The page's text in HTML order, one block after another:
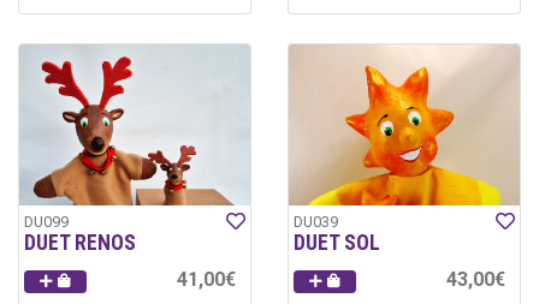
DU099
DUET RENOS
41,00€
DU039
DUET SOL
43,00€